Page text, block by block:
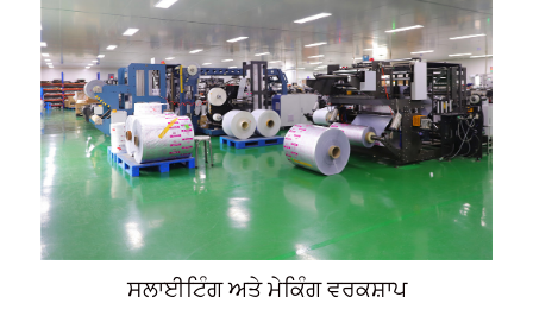
ਸਲਾਈਟਿੰਗ ਅਤੇ ਮੇਕਿੰਗ ਵਰਕਸ਼ਾਪ